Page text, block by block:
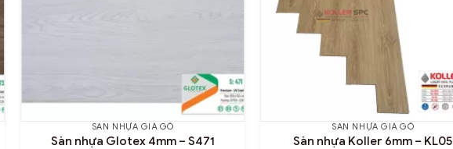
SÀN NHỰA GIẢ GỖ
Sàn nhựa Glotex 4mm – S471
SÀN NHỰA GIẢ GỖ
Sàn nhựa Koller 6mm – KL05